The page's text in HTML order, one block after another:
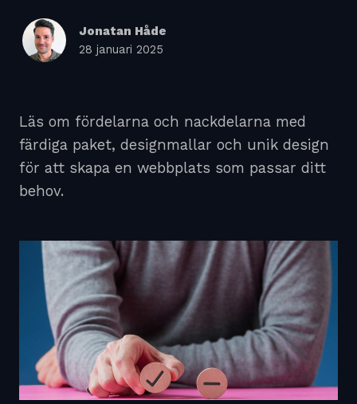
Jonatan Håde
28 januari 2025
Läs om fördelarna och nackdelarna med
färdiga paket, designmallar och unik design
för att skapa en webbplats som passar ditt
behov.